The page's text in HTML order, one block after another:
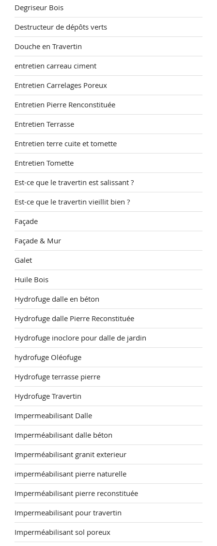
Degriseur Bois
Destructeur de dépôts verts
Douche en Travertin
entretien carreau ciment
Entretien Carrelages Poreux
Entretien Pierre Renconstituée
Entretien Terrasse
Entretien terre cuite et tomette
Entretien Tomette
Est-ce que le travertin est salissant ?
Est-ce que le travertin vieillit bien ?
Façade
Façade & Mur
Galet
Huile Bois
Hydrofuge dalle en béton
Hydrofuge dalle Pierre Reconstituée
Hydrofuge inoclore pour dalle de jardin
hydrofuge Oléofuge
Hydrofuge terrasse pierre
Hydrofuge Travertin
Impermeabilisant Dalle
Imperméabilisant dalle béton
Imperméabilisant granit exterieur
imperméabilisant pierre naturelle
Imperméabilisant pierre reconstituée
Impermeabilisant pour travertin
Imperméabilisant sol poreux